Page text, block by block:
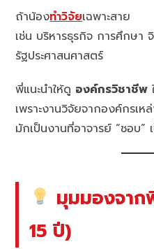
ถ้าน้องทำวิจัยเฉพาะสาย
เช่น บริหารธุรกิจ การศึกษา
รัฐประศาสนศาสตร์
พี่แนะนำให้ดู องค์กรวิชาชีพ
เพราะงานวิจัยจากองค์กรเห
มักเป็นงานที่อาจารย์ “ชอบ”
มุมมองจา
15 ปี)